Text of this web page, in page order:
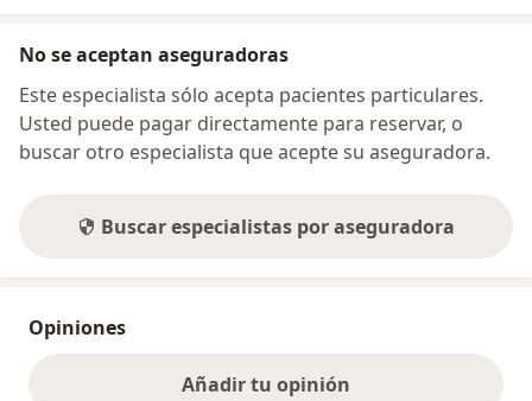
No se aceptan aseguradoras
Este especialista sólo acepta pacientes particulares.
Usted puede pagar directamente para reservar, o
buscar otro especialista que acepte su aseguradora.
Buscar especialistas por aseguradora
Opiniones
Añadir tu opinión